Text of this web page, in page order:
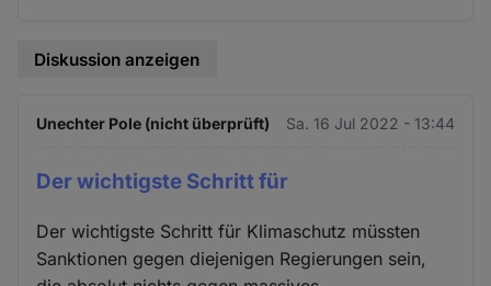
Diskussion anzeigen
Unechter Pole (nicht überprüft) Sa. 16 Jul 2022 - 13:44
Der wichtigste Schritt für
Der wichtigste Schritt für Klimaschutz müssten
Sanktionen gegen diejenigen Regierungen sein,